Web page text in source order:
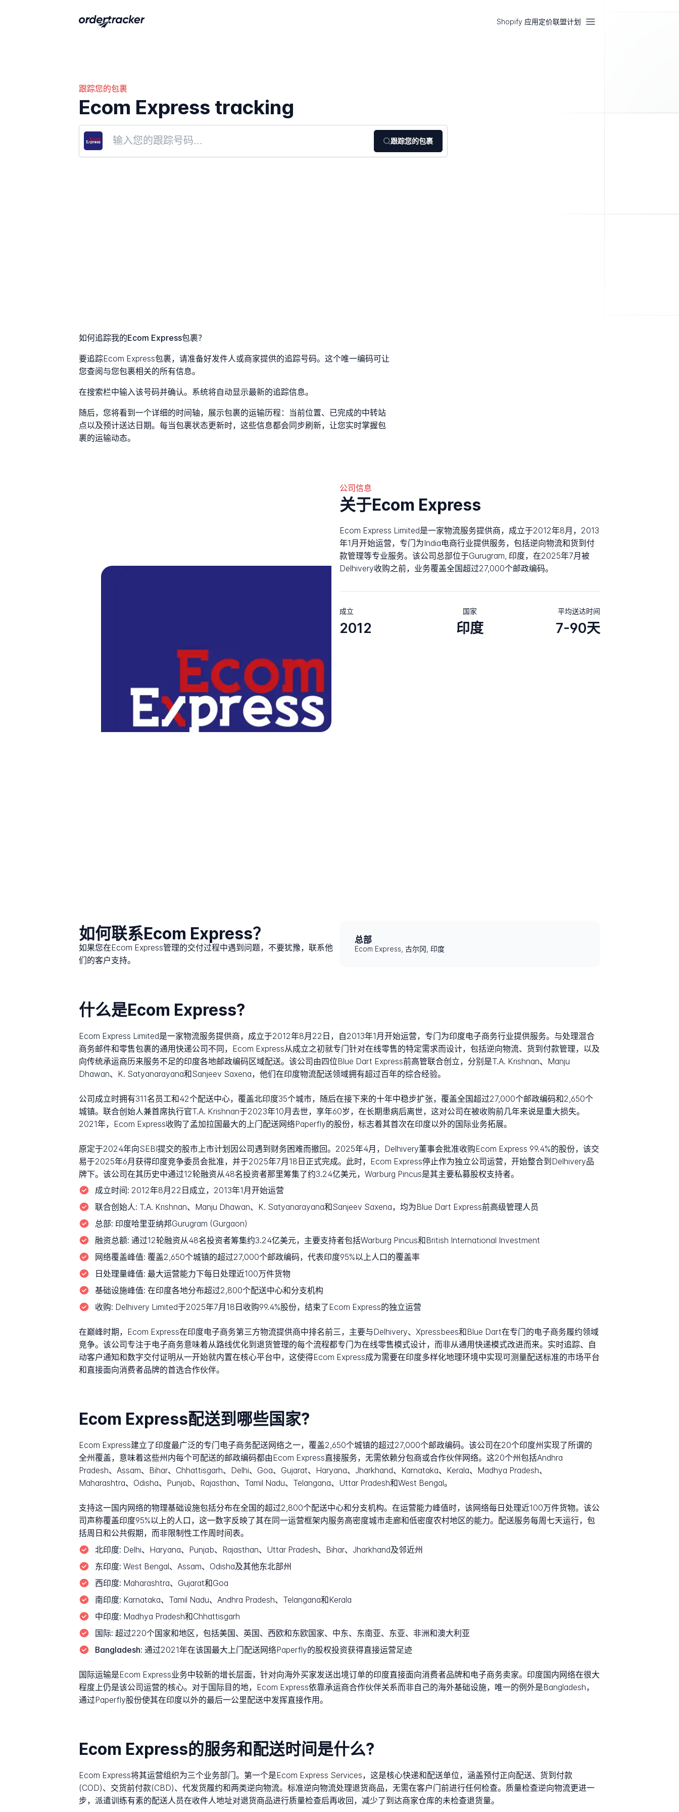
Shopify 应用定价联盟计划
跟踪您的包裹
Ecom Express tracking
跟踪您的包裹
如何追踪我的Ecom Express包裹？
要追踪Ecom Express包裹，请准备好发件人或商家提供的追踪号码。这个唯一编码可让
您查阅与您包裹相关的所有信息。
在搜索栏中输入该号码并确认。系统将自动显示最新的追踪信息。
随后，您将看到一个详细的时间轴，展示包裹的运输历程：当前位置、已完成的中转站
点以及预计送达日期。每当包裹状态更新时，这些信息都会同步刷新，让您实时掌握包
裹的运输动态。
公司信息
关于Ecom Express
Ecom Express Limited是一家物流服务提供商，成立于2012年8月，2013
年1月开始运营，专门为India电商行业提供服务，包括逆向物流和货到付
款管理等专业服务。该公司总部位于Gurugram, 印度，在2025年7月被
Delhivery收购之前，业务覆盖全国超过27,000个邮政编码。
成立
2012
国家
印度
平均送达时间
7-90天
如何联系Ecom Express？
如果您在Ecom Express管理的交付过程中遇到问题，不要犹豫，联系他
们的客户支持。
总部
Ecom Express, 古尔冈, 印度
什么是Ecom Express?
Ecom Express Limited是一家物流服务提供商，成立于2012年8月22日，自2013年1月开始运营，专门为印度电子商务行业提供服务。与处理混合
商务邮件和零售包裹的通用快递公司不同，Ecom Express从成立之初就专门针对在线零售的特定需求而设计，包括逆向物流、货到付款管理，以及
向传统承运商历来服务不足的印度各地邮政编码区域配送。该公司由四位Blue Dart Express前高管联合创立，分别是T.A. Krishnan、Manju
Dhawan、K. Satyanarayana和Sanjeev Saxena，他们在印度物流配送领域拥有超过百年的综合经验。
公司成立时拥有311名员工和42个配送中心，覆盖北印度35个城市，随后在接下来的十年中稳步扩张，覆盖全国超过27,000个邮政编码和2,650个
城镇。联合创始人兼首席执行官T.A. Krishnan于2023年10月去世，享年60岁，在长期患病后离世，这对公司在被收购前几年来说是重大损失。
2021年，Ecom Express收购了孟加拉国最大的上门配送网络Paperfly的股份，标志着其首次在印度以外的国际业务拓展。
原定于2024年向SEBI提交的股市上市计划因公司遇到财务困难而撤回。2025年4月，Delhivery董事会批准收购Ecom Express 99.4%的股份，该交
易于2025年6月获得印度竞争委员会批准，并于2025年7月18日正式完成。此时，Ecom Express停止作为独立公司运营，开始整合到Delhivery品
牌下。该公司在其历史中通过12轮融资从48名投资者那里筹集了约3.24亿美元，Warburg Pincus是其主要私募股权支持者。
成立时间: 2012年8月22日成立，2013年1月开始运营
联合创始人: T.A. Krishnan、Manju Dhawan、K. Satyanarayana和Sanjeev Saxena，均为Blue Dart Express前高级管理人员
总部: 印度哈里亚纳邦Gurugram (Gurgaon)
融资总额: 通过12轮融资从48名投资者筹集约3.24亿美元，主要支持者包括Warburg Pincus和British International Investment
网络覆盖峰值: 覆盖2,650个城镇的超过27,000个邮政编码，代表印度95%以上人口的覆盖率
日处理量峰值: 最大运营能力下每日处理近100万件货物
基础设施峰值: 在印度各地分布超过2,800个配送中心和分支机构
收购: Delhivery Limited于2025年7月18日收购99.4%股份，结束了Ecom Express的独立运营
在巅峰时期，Ecom Express在印度电子商务第三方物流提供商中排名前三，主要与Delhivery、Xpressbees和Blue Dart在专门的电子商务履约领域
竞争。该公司专注于电子商务意味着从路线优化到退货管理的每个流程都专门为在线零售模式设计，而非从通用快递模式改进而来。实时追踪、自
动客户通知和数字交付证明从一开始就内置在核心平台中，这使得Ecom Express成为需要在印度多样化地理环境中实现可测量配送标准的市场平台
和直接面向消费者品牌的首选合作伙伴。
Ecom Express配送到哪些国家?
Ecom Express建立了印度最广泛的专门电子商务配送网络之一，覆盖2,650个城镇的超过27,000个邮政编码。该公司在20个印度州实现了所谓的
全州覆盖，意味着这些州内每个可配送的邮政编码都由Ecom Express直接服务，无需依赖分包商或合作伙伴网络。这20个州包括Andhra
Pradesh、Assam、Bihar、Chhattisgarh、Delhi、Goa、Gujarat、Haryana、Jharkhand、Karnataka、Kerala、Madhya Pradesh、
Maharashtra、Odisha、Punjab、Rajasthan、Tamil Nadu、Telangana、Uttar Pradesh和West Bengal。
支持这一国内网络的物理基础设施包括分布在全国的超过2,800个配送中心和分支机构。在运营能力峰值时，该网络每日处理近100万件货物。该公
司声称覆盖印度95%以上的人口，这一数字反映了其在同一运营框架内服务高密度城市走廊和低密度农村地区的能力。配送服务每周七天运行，包
括周日和公共假期，而非限制性工作周时间表。
北印度: Delhi、Haryana、Punjab、Rajasthan、Uttar Pradesh、Bihar、Jharkhand及邻近州
东印度: West Bengal、Assam、Odisha及其他东北部州
西印度: Maharashtra、Gujarat和Goa
南印度: Karnataka、Tamil Nadu、Andhra Pradesh、Telangana和Kerala
中印度: Madhya Pradesh和Chhattisgarh
国际: 超过220个国家和地区，包括美国、英国、西欧和东欧国家、中东、东南亚、东亚、非洲和澳大利亚
Bangladesh: 通过2021年在该国最大上门配送网络Paperfly的股权投资获得直接运营足迹
国际运输是Ecom Express业务中较新的增长层面，针对向海外买家发送出境订单的印度直接面向消费者品牌和电子商务卖家。印度国内网络在很大
程度上仍是该公司运营的核心。对于国际目的地，Ecom Express依靠承运商合作伙伴关系而非自己的海外基础设施，唯一的例外是Bangladesh，
通过Paperfly股份使其在印度以外的最后一公里配送中发挥直接作用。
Ecom Express的服务和配送时间是什么?
Ecom Express将其运营组织为三个业务部门。第一个是Ecom Express Services，这是核心快递和配送单位，涵盖预付正向配送、货到付款
(COD)、交货前付款(CBD)、代发货履约和两类逆向物流。标准逆向物流处理退货商品，无需在客户门前进行任何检查。质量检查逆向物流更进一
步，派遣训练有素的配送人员在收件人地址对退货商品进行质量检查后再收回，减少了到达商家仓库的未检查退货量。